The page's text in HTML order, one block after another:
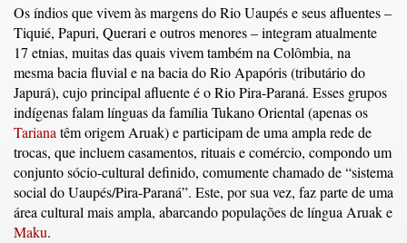
Os índios que vivem às margens do Rio Uaupés e seus afluentes –
Tiquié, Papuri, Querari e outros menores – integram atualmente
17 etnias, muitas das quais vivem também na Colômbia, na
mesma bacia fluvial e na bacia do Rio Apapóris (tributário do
Japurá), cujo principal afluente é o Rio Pira-Paraná. Esses grupos
indígenas falam línguas da família Tukano Oriental (apenas os
Tarianatêm origem Aruak) e participam de uma ampla rede de
trocas, que incluem casamentos, rituais e comércio, compondo um
conjunto sócio-cultural definido, comumente chamado de “sistema
social do Uaupés/Pira-Paraná”. Este, por sua vez, faz parte de uma
área cultural mais ampla, abarcando populações de língua Aruak e
Maku.